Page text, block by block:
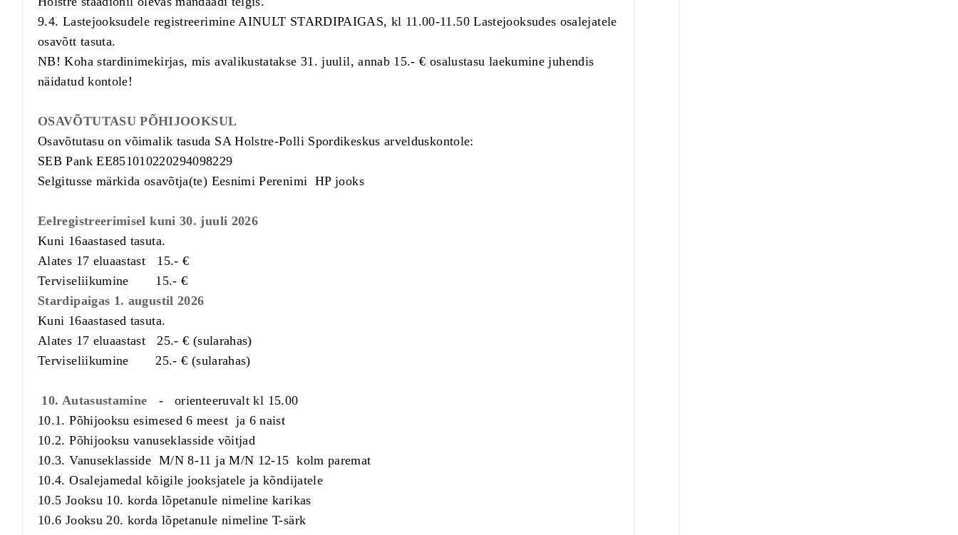
9.4. Lastejooksudele registreerimine AINULT STARDIPAIGAS, kl 11.00-11.50 Lastejooksudes osalejatele
osavõtt tasuta.
NB! Koha stardinimekirjas, mis avalikustatakse 31. juulil, annab 15.- € osalustasu laekumine juhendis
näidatud kontole!
OSAVÕTUTASU PÕHIJOOKSUL
Osavõtutasu on võimalik tasuda SA Holstre-Polli Spordikeskus arvelduskontole:
SEB Pank EE851010220294098229
Selgitusse märkida osavõtja(te) Eesnimi Perenimi HP jooks
Eelregistreerimisel kuni 30. juuli 2026
Kuni 16aastased tasuta.
Alates 17 eluaastast 15.- €
Terviseliikumine 15.- €
Stardipaigas 1. augustil 2026
Kuni 16aastased tasuta.
Alates 17 eluaastast 25.- € (sularahas)
Terviseliikumine 25.- € (sularahas)
10. Autasustamine - orienteeruvalt kl 15.00
10.1. Põhijooksu esimesed 6 meest ja 6 naist
10.2. Põhijooksu vanuseklasside võitjad
10.3. Vanuseklasside M/N 8-11 ja M/N 12-15 kolm paremat
10.4. Osalejamedal kõigile jooksjatele ja kõndijatele
10.5 Jooksu 10. korda lõpetanule nimeline karikas
10.6 Jooksu 20. korda lõpetanule nimeline T-särk